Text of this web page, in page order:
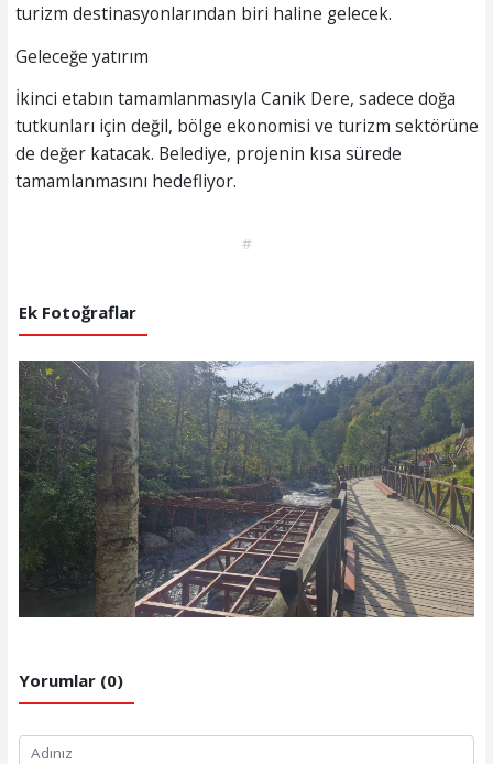
turizm destinasyonlarından biri haline gelecek.
Geleceğe yatırım
İkinci etabın tamamlanmasıyla Canik Dere, sadece doğa
tutkunları için değil, bölge ekonomisi ve turizm sektörüne
de değer katacak. Belediye, projenin kısa sürede
tamamlanmasını hedefliyor.
#
Ek Fotoğraflar
Yorumlar (0)